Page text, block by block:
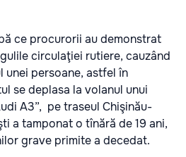
ce procurorii au demonstrat
circulaţiei rutiere, cauzând
unei persoane, astfel în
se deplasa la volanul unui
A3”, pe traseul Chişinău-
a tamponat o tînără de 19 ani,
grave primite a decedat.